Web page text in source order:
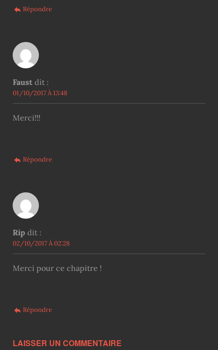
Répondre
Faust dit :
01/10/2017 À 13:48
Merci!!!
Répondre
Rip dit :
02/10/2017 À 02:28
Merci pour ce chapitre !
Répondre
LAISSER UN COMMENTAIRE